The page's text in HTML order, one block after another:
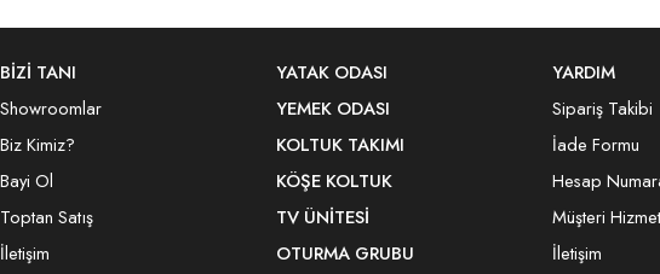
BİZİ TANI
Showroomlar
Biz Kimiz?
Bayi Ol
Toptan Satış
İletişim
YATAK ODASI
YEMEK ODASI
KOLTUK TAKIMI
KÖŞE KOLTUK
TV ÜNITESI
OTURMA GRUBU
YARDIM
Sipariş Takibi
İade Formu
Hesap
Müşteri
İletişim